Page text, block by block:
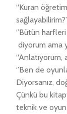
“Kuran
‘’Bütün
diyorum ama
“Anlatıyorum,
‘’Ben de
Diyorsanız,
Çünkü bu
teknik ve